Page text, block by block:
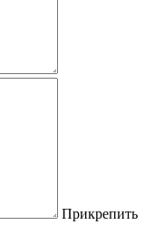
Прикрепить